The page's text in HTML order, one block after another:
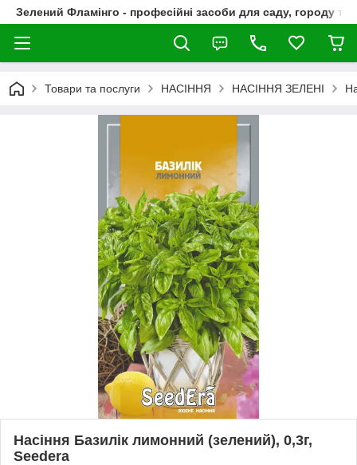
Зелений Фламінго - професійні засоби для саду, городу та
Товари та послуги НАСІННЯ НАСІННЯ ЗЕЛЕНІ
Насіння Базилік лимонний (зелений), 0,3г,
Seedera